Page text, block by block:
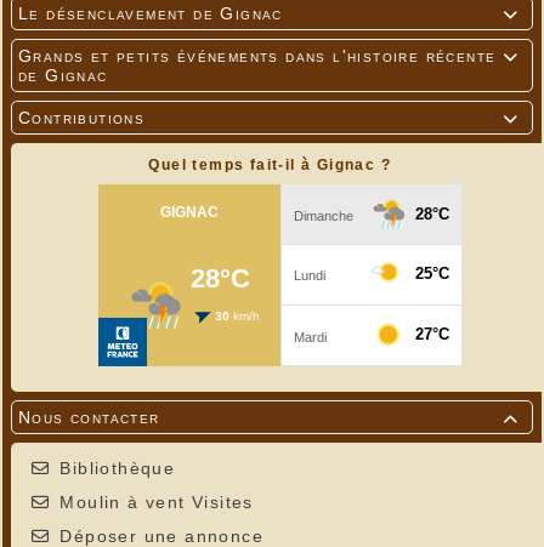

Le désenclavement de Gignac

Grands et petits événements dans l'histoire récente
de Gignac

Contributions
Quel temps fait-il à Gignac ?

Nous contacter
Bibliothèque
Moulin à vent Visites
Déposer une annonce